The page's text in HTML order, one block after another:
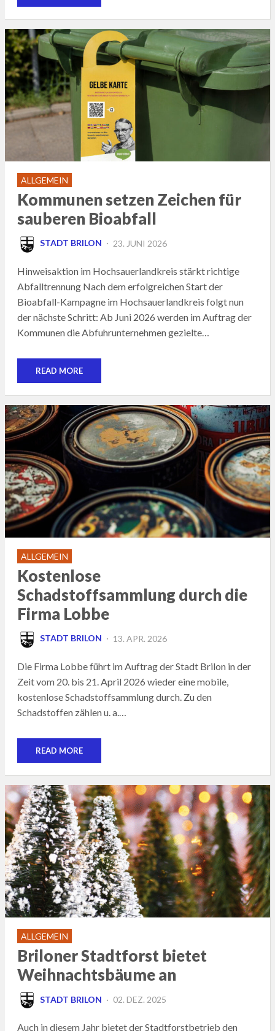
ALLGEMEIN
Kommunen setzen Zeichen für
sauberen Bioabfall
STADT BRILON
POSTED
23. JUNI 2026
Hinweisaktion im Hochsauerlandkreis stärkt richtige
Abfalltrennung Nach dem erfolgreichen Start der
Bioabfall-Kampagne im Hochsauerlandkreis folgt nun
der nächste Schritt: Ab Juni 2026 werden im Auftrag der
Kommunen die Abfuhrunternehmen gezielte…
READ MORE
ALLGEMEIN
Kostenlose
Schadstoffsammlung durch die
Firma Lobbe
STADT BRILON
POSTED
13. APR. 2026
Die Firma Lobbe führt im Auftrag der Stadt Brilon in der
Zeit vom 20. bis 21. April 2026 wieder eine mobile,
kostenlose Schadstoffsammlung durch. Zu den
Schadstoffen zählen u. a.…
READ MORE
ALLGEMEIN
Briloner Stadtforst bietet
Weihnachtsbäume an
STADT BRILON
POSTED
02. DEZ. 2025
Auch in diesem Jahr bietet der Stadtforstbetrieb den